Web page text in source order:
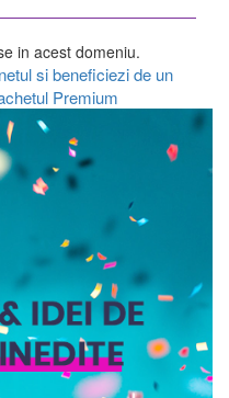
in acest domeniu.
si beneficiezi de un
Premium